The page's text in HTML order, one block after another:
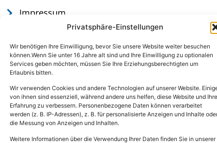
Privatsphäre-Einstellungen
Wir benötigen Ihre Einwilligung, bevor Sie unsere Website weiter besuchen
können.Wenn Sie unter 16 Jahre alt sind und Ihre Einwilligung zu optionalen
Services geben möchten, müssen Sie Ihre Erziehungsberechtigten um
Erlaubnis bitten.
Wir verwenden Cookies und andere Technologien auf unserer Website.
von ihnen sind essenziell, während andere uns helfen, diese Website und Ihre
Erfahrung zu verbessern. Personenbezogene Daten können verarbeitet
werden (z. B. IP-Adressen), z. B. für personalisierte Anzeigen und Inhalte
die Messung von Anzeigen und Inhalten.
Weitere Informationen über die Verwendung Ihrer Daten finden Sie in unserer
Impressum
Datenschutz
Tel.: (02651) - 77438info@tierheim-mayen.de
In der Pluns 1, 56727 Mayen